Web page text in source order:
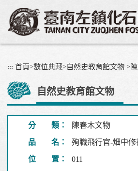
內
::: 首頁>數位典藏>自然史教育館文物 >
自然史教育館文物
分 類： 陳春木文物
品 名： 殉職飛行官-畑中修
位 置： 011